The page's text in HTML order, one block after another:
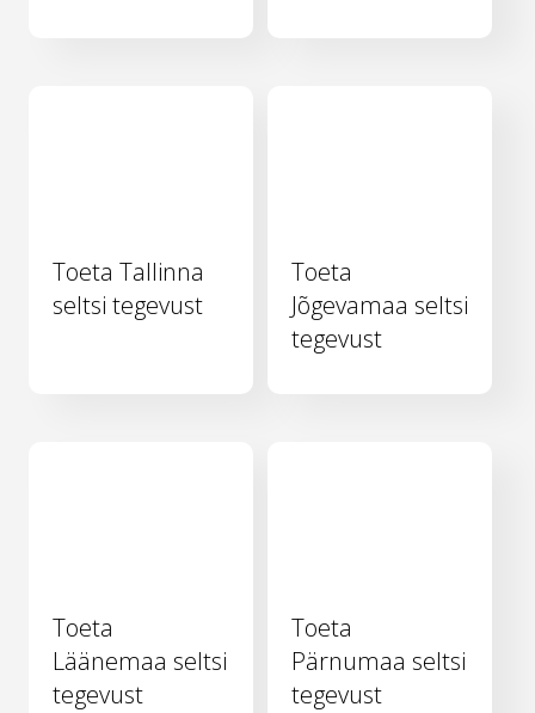
Toeta Tallinna
seltsi tegevust
Toeta
Jõgevamaa seltsi
tegevust
Toeta
Läänemaa seltsi
tegevust
Toeta
Pärnumaa seltsi
tegevust